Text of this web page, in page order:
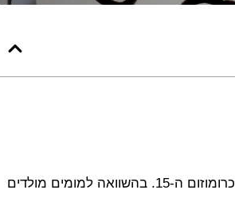
מחלת טיי זקס היא מצב ניווני שהתגלה לראשונה בשנת 1880 ונובעת ממוטציה של הכרומוזום ה-15. בהשוואה למומים מולדים